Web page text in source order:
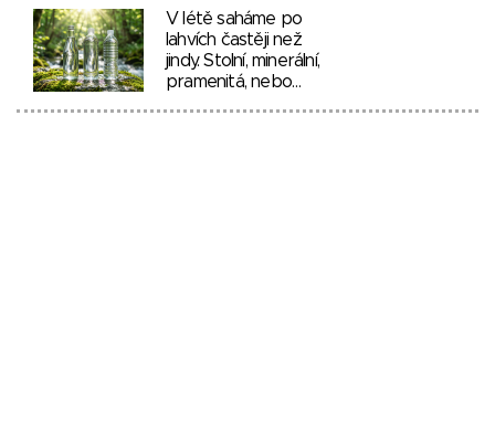
V létě saháme po
lahvích častěji než
jindy. Stolní, minerální,
pramenitá, nebo…